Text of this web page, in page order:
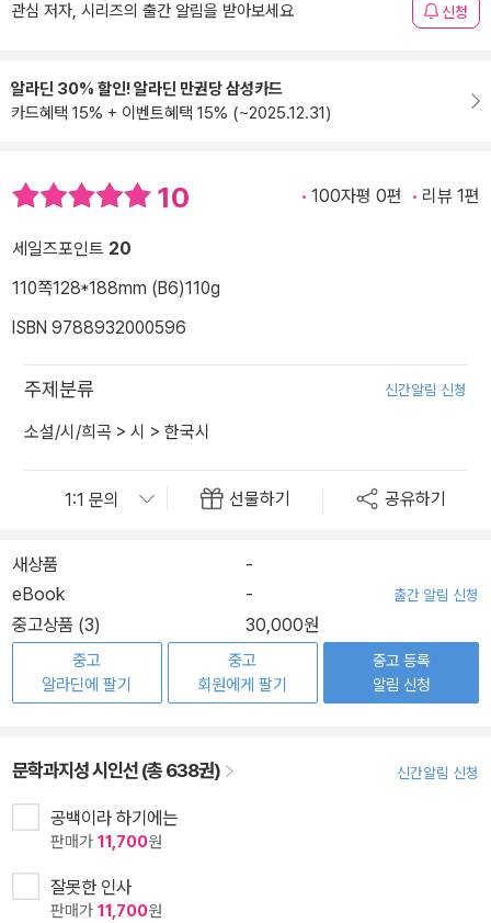
관심 저자, 시리즈의 출간 알림을 받아보세요 신청
알라딘 30% 할인! 알라딘 만권당 삼성카드
카드혜택 15% + 이벤트혜택 15% (~2025.12.31)
10 100자평 0편 리뷰 1편
세일즈포인트 20
110쪽128*188mm (B6)110g
ISBN 9788932000596
주제분류 신간알림 신청
소설/시/희곡 > 시 > 한국시
선물하기 공유하기
새상품
-
eBook
- 출간 알림 신청
중고상품 (3) 30,000원
중고
알라딘에 팔기
중고
회원에게 팔기
중고 등록
알림 신청
문학과지성 시인선 (총 638권) 신간알림 신청
공백이라 하기에는
판매가 11,700원
잘못한 인사
판매가 11,700원